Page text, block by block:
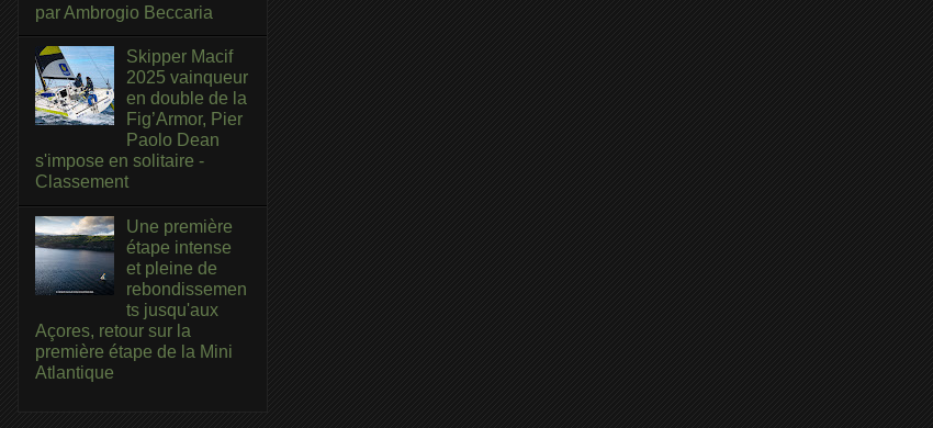
par Ambrogio Beccaria
Skipper Macif
2025 vainqueur
en double de la
Fig’Armor, Pier
Paolo Dean
s'impose en solitaire -
Classement
Une première
étape intense
et pleine de
rebondissemen
ts jusqu'aux
Açores, retour sur la
première étape de la Mini
Atlantique